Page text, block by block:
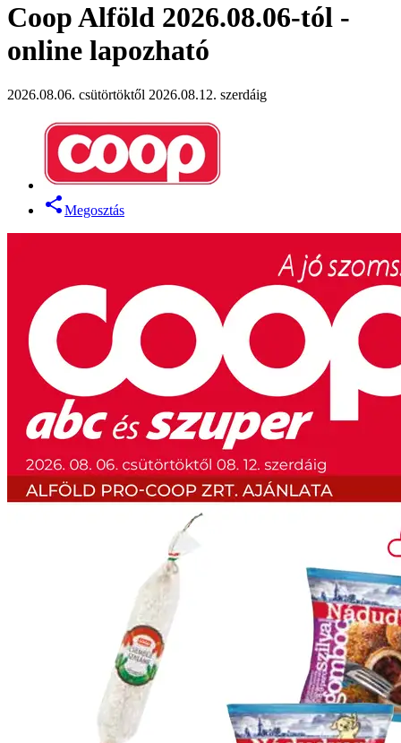
Coop Alföld 2026.08.06-tól -
online lapozható
2026.08.06. csütörtöktől 2026.08.12. szerdáig
Megosztás